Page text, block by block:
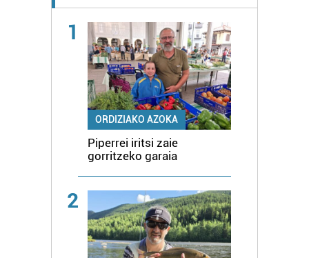
1
ORDIZIAKO AZOKA
Piperrei iritsi zaie
gorritzeko garaia
2